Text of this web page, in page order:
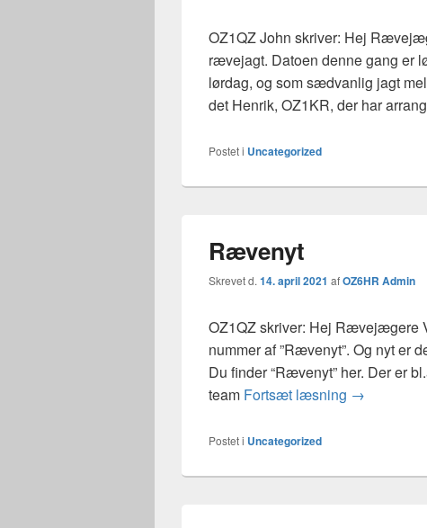
OZ1QZ John skriver: Hej
rævejagt. Datoen denne gang er
lørdag, og som sædvanlig jagt
det Henrik, OZ1KR, der har
Postet i Uncategorized
Rævenyt
Skrevet d. 14. april 2021 afOZ6HR Admin
OZ1QZ skriver: Hej Rævejægere
nummer af ”Rævenyt”. Og nyt er
Du finder “Rævenyt” her. Der er
team Fortsæt læsning Rævenyt
→
Postet i Uncategorized